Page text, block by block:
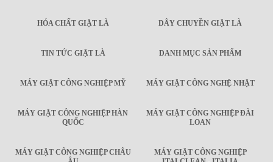
HÓA CHẤT GIẶT LÀ DÂY CHUYỀN GIẶT LÀ
TIN TỨC GIẶT LÀ DANH MỤC SẢN PHẨM
MÁY GIẶT CÔNG NGHIỆP MỸ MÁY GIẶT CÔNG NGHỆ NHẬT
MÁY GIẶT CÔNG NGHIỆP HÀN
QUỐC
MÁY GIẶT CÔNG NGHIỆP ĐÀI
LOAN
MÁY GIẶT CÔNG NGHIỆP CHÂU
MÁY GIẶT CÔNG NGHIỆP